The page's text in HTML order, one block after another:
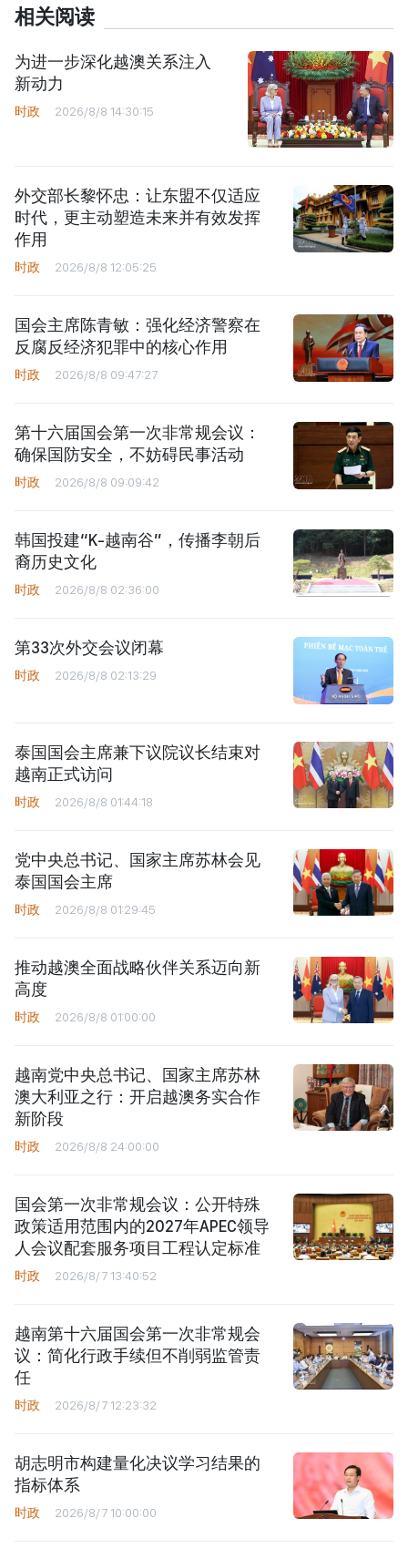
相关阅读
为进一步深化越澳关系注入
新动力
时政 2026/8/8 14:30:15
外交部长黎怀忠：让东盟不仅适应
时代，更主动塑造未来并有效发挥
作用
时政 2026/8/8 12:05:25
国会主席陈青敏：强化经济警察在
反腐反经济犯罪中的核心作用
时政 2026/8/8 09:47:27
第十六届国会第一次非常规会议：
确保国防安全，不妨碍民事活动
时政 2026/8/8 09:09:42
韩国投建“K-越南谷”，传播李朝后
裔历史文化
时政 2026/8/8 02:36:00
第33次外交会议闭幕
时政 2026/8/8 02:13:29
泰国国会主席兼下议院议长结束对
越南正式访问
时政 2026/8/8 01:44:18
党中央总书记、国家主席苏林会见
泰国国会主席
时政 2026/8/8 01:29:45
推动越澳全面战略伙伴关系迈向新
高度
时政 2026/8/8 01:00:00
越南党中央总书记、国家主席苏林
澳大利亚之行：开启越澳务实合作
新阶段
时政 2026/8/8 24:00:00
国会第一次非常规会议：公开特殊
政策适用范围内的2027年APEC领导
人会议配套服务项目工程认定标准
时政 2026/8/7 13:40:52
越南第十六届国会第一次非常规会
议：简化行政手续但不削弱监管责
任
时政 2026/8/7 12:23:32
胡志明市构建量化决议学习结果的
指标体系
时政 2026/8/7 10:00:00